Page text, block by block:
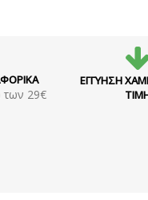
των 29€
ΕΓΓΥΗΣΗ